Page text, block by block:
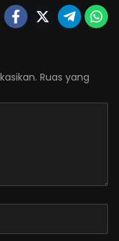
Ruas yang